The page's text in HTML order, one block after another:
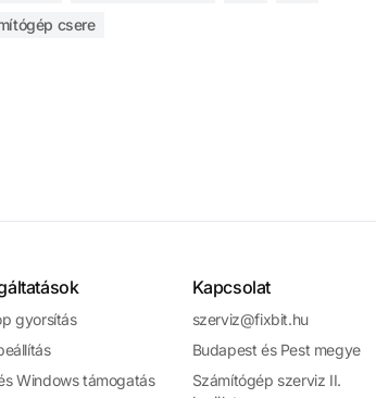
csere
gyorsítás
Windows támogatás
Kapcsolat
szerviz@fixbit.hu
Budapest és Pest megye
Számítógép szerviz II.